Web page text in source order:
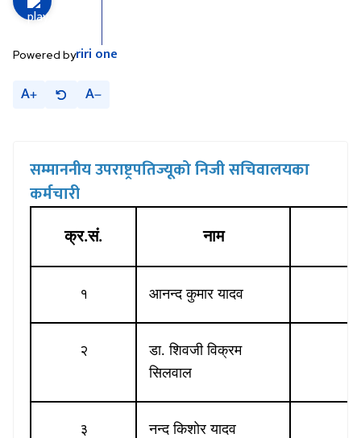
Powered byriri one
A A
सम्माननीय उपराष्ट्रपतिज्यूको निजी सचिवालयका
कर्मचारी
क्र.सं. नाम
१ आनन्द कुमार यादव
२ डा. शिवजी विक्रम
सिलवाल
३ नन्द किशोर यादव